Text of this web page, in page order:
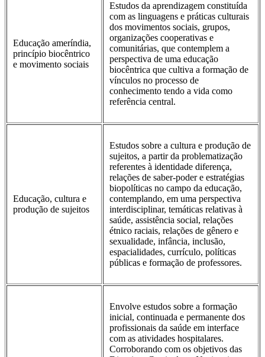
Educação ameríndia,
princípio biocêntrico
e movimento sociais
Estudos da aprendizagem constituída
com as linguagens e práticas culturais
dos movimentos sociais, grupos,
organizações cooperativas e
comunitárias, que contemplem a
perspectiva de uma educação
biocêntrica que cultiva a formação de
vínculos no processo de
conhecimento tendo a vida como
referência central.
Educação, cultura e
produção de sujeitos
Estudos sobre a cultura e produção de
sujeitos, a partir da problematização
referentes à identidade diferença,
relações de saber-poder e estratégias
biopolíticas no campo da educação,
contemplando, em uma perspectiva
interdisciplinar, temáticas relativas à
saúde, assistência social, relações
étnico raciais, relações de gênero e
sexualidade, infância, inclusão,
espacialidades, currículo, políticas
públicas e formação de professores.
Envolve estudos sobre a formação
inicial, continuada e permanente dos
profissionais da saúde em interface
com as atividades hospitalares.
Corroborando com os objetivos das